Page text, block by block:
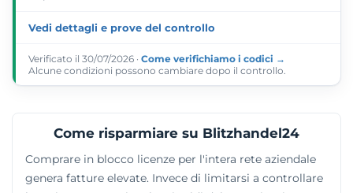
Vedi dettagli e prove del controllo
Verificato il 30/07/2026 · Come verifichiamo i codici →
Alcune condizioni possono cambiare dopo il controllo.
Come risparmiare su Blitzhandel24
Comprare in blocco licenze per l'intera rete aziendale
genera fatture elevate. Invece di limitarsi a controllare